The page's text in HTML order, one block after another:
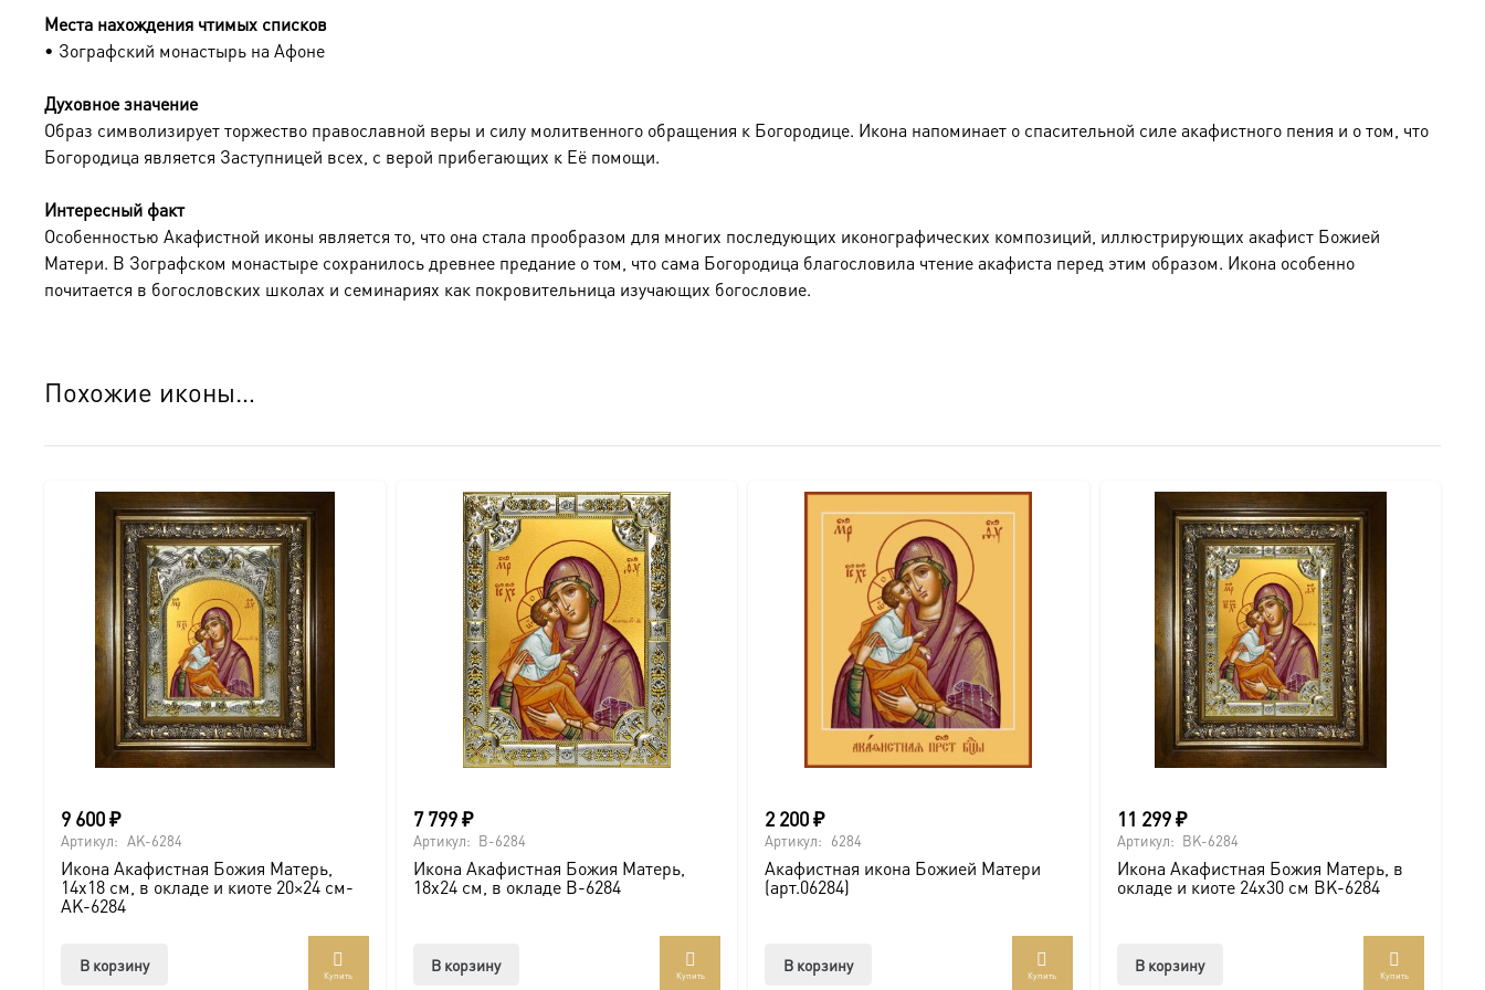
Места нахождения чтимых списков
• Зографский монастырь на Афоне
Духовное значение
Образ символизирует торжество православной веры и силу молитвенного обращения к Богородице. Икона напоминает о спасительной силе акафистного пения и о том, что
Богородица является Заступницей всех, с верой прибегающих к Её помощи.
Интересный факт
Особенностью Акафистной иконы является то, что она стала прообразом для многих последующих иконографических композиций, иллюстрирующих акафист Божией
Матери. В Зографском монастыре сохранилось древнее предание о том, что сама Богородица благословила чтение акафиста перед этим образом. Икона особенно
почитается в богословских школах и семинариях как покровительница изучающих богословие.
Похожие иконы…
9 600₽
Артикул: AK-6284
Икона Акафистная Божия Матерь,
14х18 см, в окладе и киоте 20×24 см-
AK-6284
В корзину
Купить
7 799₽
Артикул: B-6284
Икона Акафистная Божия Матерь,
18х24 см, в окладе B-6284
В корзину
Купить
2 200₽
Артикул: 6284
Акафистная икона Божией Матери
(арт.06284)
В корзину
Купить
11 299₽
Артикул: BK-6284
Икона Акафистная Божия Матерь, в
окладе и киоте 24х30 см BK-6284
В корзину
Купить